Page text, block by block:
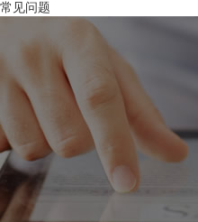
常见问题